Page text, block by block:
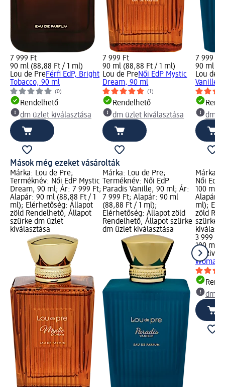
7 999 Ft
90 ml (88,88 Ft / 1 ml)
Lou de PreFérfi EdP, Bright
Tobacco, 90 ml
(0)
Rendelhető
dm üzlet kiválasztása
7 999 Ft
90 ml (88,88 Ft / 1 ml)
Lou de PreNői EdP Mystic
Dream, 90 ml
(1)
Rendelhető
dm üzlet kiválasztása
7 999 Ft
90 ml
Lou de
Vanille,
dm
Mások még ezeket vásárolták
Márka: Lou de Pre;
Terméknév: Női EdP Mystic
Dream, 90 ml; Ár: 7 999 Ft;
Alapár: 90 ml (88,88 Ft / 1
ml); Elérhetőség: Állapot
zöld Rendelhető, Állapot
szürke dm üzlet
kiválasztása
Márka: Lou de Pre;
Terméknév: Női EdP
Paradis Vanille, 90 ml; Ár:
7 999 Ft; Alapár: 90 ml
(88,88 Ft / 1 ml);
Elérhetőség: Állapot zöld
Rendelhető, Állapot szürke
dm üzlet kiválasztása
Márka:
Női EdP
100 ml;
Alapár:
ml);
zöld
szürke
3 999 Ft
100 ml
La Rive
Woman,
dm